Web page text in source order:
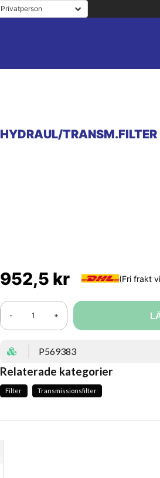
HYDRAUL/TRANSM.FILTER
952,5 kr
- +
P569383
Relaterade kategorier
Filter Transmissionsfilter